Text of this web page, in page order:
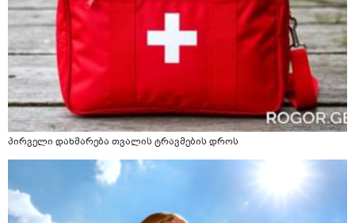
პირველი დახმარება თვალის ტრავმების დროს